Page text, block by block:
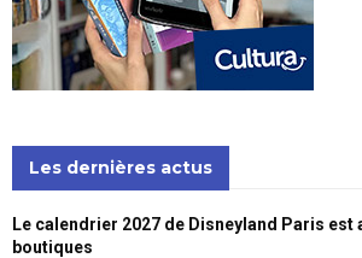
Les dernières actus
Le calendrier 2027 de Disneyland Paris est
boutiques